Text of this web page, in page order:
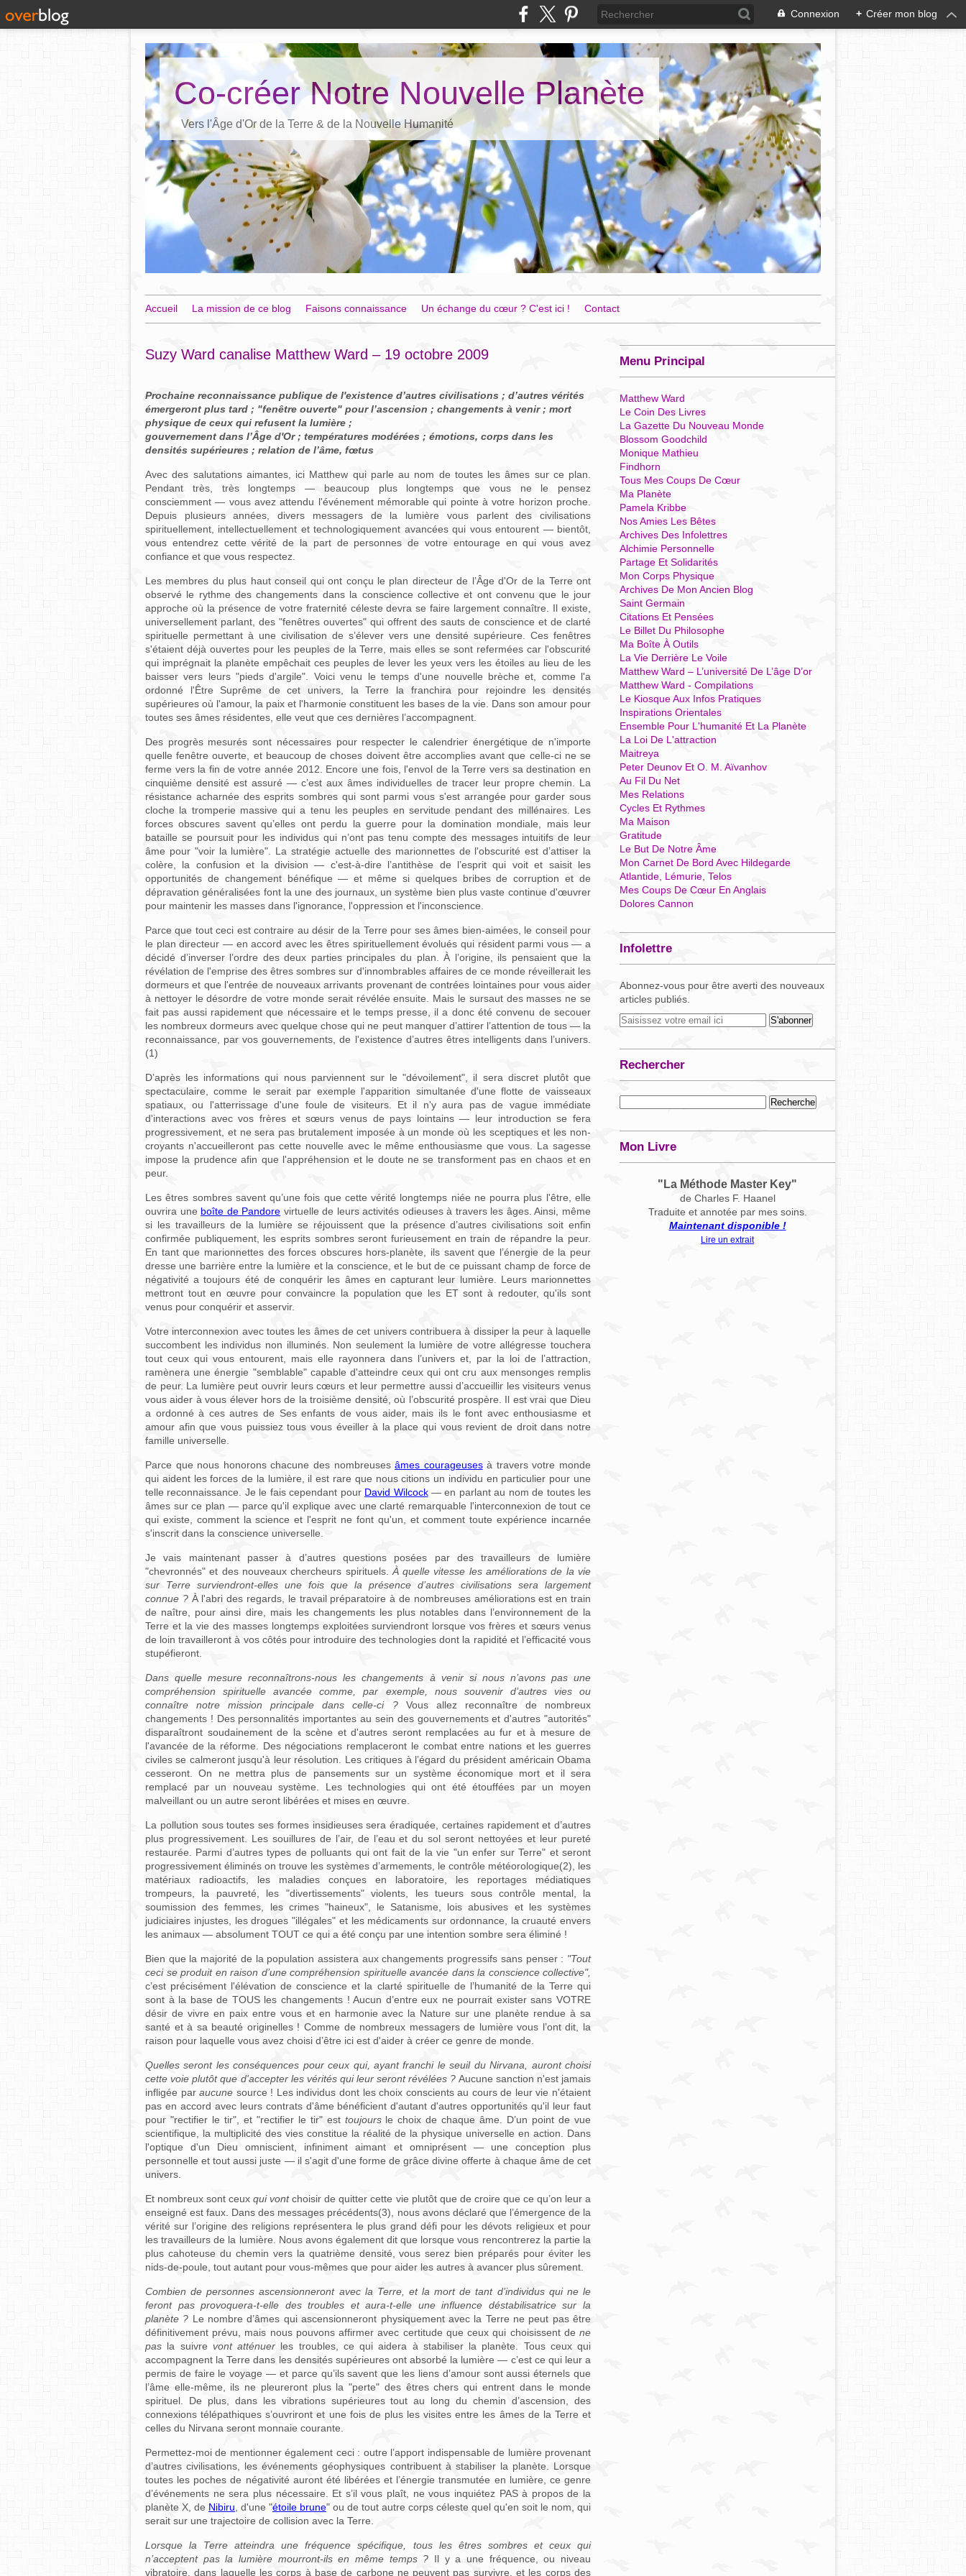
Connexion + Créer mon blog
Co-créer Notre Nouvelle Planète
Vers l'Âge d'Or de la Terre & de la Nouvelle Humanité
Accueil La mission de ce blog Faisons connaissance Un échange du cœur ? C'est ici ! Contact
Suzy Ward canalise Matthew Ward – 19 octobre 2009
Prochaine reconnaissance publique de l'existence d’autres civilisations ; d’autres vérités
émergeront plus tard ; "fenêtre ouverte" pour l’ascension ; changements à venir ; mort
physique de ceux qui refusent la lumière ;
gouvernement dans l’Âge d'Or ; températures modérées ; émotions, corps dans les
densités supérieures ; relation de l’âme, fœtus
Avec des salutations aimantes, ici Matthew qui parle au nom de toutes les âmes sur ce plan.
Pendant très, très longtemps — beaucoup plus longtemps que vous ne le pensez
consciemment — vous avez attendu l'événement mémorable qui pointe à votre horizon proche.
Depuis plusieurs années, divers messagers de la lumière vous parlent des civilisations
spirituellement, intellectuellement et technologiquement avancées qui vous entourent — bientôt,
vous entendrez cette vérité de la part de personnes de votre entourage en qui vous avez
confiance et que vous respectez.
Les membres du plus haut conseil qui ont conçu le plan directeur de l’Âge d'Or de la Terre ont
observé le rythme des changements dans la conscience collective et ont convenu que le jour
approche où la présence de votre fraternité céleste devra se faire largement connaître. Il existe,
universellement parlant, des "fenêtres ouvertes" qui offrent des sauts de conscience et de clarté
spirituelle permettant à une civilisation de s’élever vers une densité supérieure. Ces fenêtres
s'étaient déjà ouvertes pour les peuples de la Terre, mais elles se sont refermées car l'obscurité
qui imprégnait la planète empêchait ces peuples de lever les yeux vers les étoiles au lieu de les
baisser vers leurs "pieds d'argile". Voici venu le temps d'une nouvelle brèche et, comme l'a
ordonné l'Être Suprême de cet univers, la Terre la franchira pour rejoindre les densités
supérieures où l'amour, la paix et l'harmonie constituent les bases de la vie. Dans son amour pour
toutes ses âmes résidentes, elle veut que ces dernières l’accompagnent.
Des progrès mesurés sont nécessaires pour respecter le calendrier énergétique de n'importe
quelle fenêtre ouverte, et beaucoup de choses doivent être accomplies avant que celle-ci ne se
ferme vers la fin de votre année 2012. Encore une fois, l'envol de la Terre vers sa destination en
cinquième densité est assuré — c’est aux âmes individuelles de tracer leur propre chemin. La
résistance acharnée des esprits sombres qui sont parmi vous s'est arrangée pour garder sous
cloche la tromperie massive qui a tenu les peuples en servitude pendant des millénaires. Les
forces obscures savent qu’elles ont perdu la guerre pour la domination mondiale, mais leur
bataille se poursuit pour les individus qui n’ont pas tenu compte des messages intuitifs de leur
âme pour "voir la lumière". La stratégie actuelle des marionnettes de l'obscurité est d’attiser la
colère, la confusion et la division — c'est-à-dire l’antithèse de l’esprit qui voit et saisit les
opportunités de changement bénéfique — et même si quelques bribes de corruption et de
dépravation généralisées font la une des journaux, un système bien plus vaste continue d'œuvrer
pour maintenir les masses dans l'ignorance, l'oppression et l'inconscience.
Parce que tout ceci est contraire au désir de la Terre pour ses âmes bien-aimées, le conseil pour
le plan directeur — en accord avec les êtres spirituellement évolués qui résident parmi vous — a
décidé d’inverser l’ordre des deux parties principales du plan. À l’origine, ils pensaient que la
révélation de l'emprise des êtres sombres sur d'innombrables affaires de ce monde réveillerait les
dormeurs et que l'entrée de nouveaux arrivants provenant de contrées lointaines pour vous aider
à nettoyer le désordre de votre monde serait révélée ensuite. Mais le sursaut des masses ne se
fait pas aussi rapidement que nécessaire et le temps presse, il a donc été convenu de secouer
les nombreux dormeurs avec quelque chose qui ne peut manquer d’attirer l’attention de tous — la
reconnaissance, par vos gouvernements, de l'existence d’autres êtres intelligents dans l’univers.
(1)
D’après les informations qui nous parviennent sur le "dévoilement", il sera discret plutôt que
spectaculaire, comme le serait par exemple l'apparition simultanée d'une flotte de vaisseaux
spatiaux, ou l'atterrissage d'une foule de visiteurs. Et il n'y aura pas de vague immédiate
d'interactions avec vos frères et sœurs venus de pays lointains — leur introduction se fera
progressivement, et ne sera pas brutalement imposée à un monde où les sceptiques et les non-
croyants n'accueilleront pas cette nouvelle avec le même enthousiasme que vous. La sagesse
impose la prudence afin que l'appréhension et le doute ne se transforment pas en chaos et en
peur.
Les êtres sombres savent qu’une fois que cette vérité longtemps niée ne pourra plus l'être, elle
ouvrira une boîte de Pandore virtuelle de leurs activités odieuses à travers les âges. Ainsi, même
si les travailleurs de la lumière se réjouissent que la présence d’autres civilisations soit enfin
confirmée publiquement, les esprits sombres seront furieusement en train de répandre la peur.
En tant que marionnettes des forces obscures hors-planète, ils savent que l’énergie de la peur
dresse une barrière entre la lumière et la conscience, et le but de ce puissant champ de force de
négativité a toujours été de conquérir les âmes en capturant leur lumière. Leurs marionnettes
mettront tout en œuvre pour convaincre la population que les ET sont à redouter, qu'ils sont
venus pour conquérir et asservir.
Votre interconnexion avec toutes les âmes de cet univers contribuera à dissiper la peur à laquelle
succombent les individus non illuminés. Non seulement la lumière de votre allégresse touchera
tout ceux qui vous entourent, mais elle rayonnera dans l’univers et, par la loi de l’attraction,
ramènera une énergie "semblable" capable d'atteindre ceux qui ont cru aux mensonges remplis
de peur. La lumière peut ouvrir leurs cœurs et leur permettre aussi d’accueillir les visiteurs venus
vous aider à vous élever hors de la troisième densité, où l’obscurité prospère. Il est vrai que Dieu
a ordonné à ces autres de Ses enfants de vous aider, mais ils le font avec enthousiasme et
amour afin que vous puissiez tous vous éveiller à la place qui vous revient de droit dans notre
famille universelle.
Parce que nous honorons chacune des nombreusesâmes courageusesà travers votre monde
qui aident les forces de la lumière, il est rare que nous citions un individu en particulier pour une
telle reconnaissance. Je le fais cependant pour David Wilcock— en parlant au nom de toutes les
âmes sur ce plan — parce qu'il explique avec une clarté remarquable l'interconnexion de tout ce
qui existe, comment la science et l'esprit ne font qu'un, et comment toute expérience incarnée
s'inscrit dans la conscience universelle.
Je vais maintenant passer à d’autres questions posées par des travailleurs de lumière
"chevronnés" et des nouveaux chercheurs spirituels. À quelle vitesse les améliorations de la vie
sur Terre surviendront-elles une fois que la présence d’autres civilisations sera largement
connue ?À l'abri des regards, le travail préparatoire à de nombreuses améliorations est en train
de naître, pour ainsi dire, mais les changements les plus notables dans l’environnement de la
Terre et la vie des masses longtemps exploitées surviendront lorsque vos frères et sœurs venus
de loin travailleront à vos côtés pour introduire des technologies dont la rapidité et l’efficacité vous
stupéfieront.
Dans quelle mesure reconnaîtrons-nous les changements à venir si nous n’avons pas une
compréhension spirituelle avancée comme, par exemple, nous souvenir d’autres vies ou
connaître notre mission principale dans celle-ci ?Vous allez reconnaître de nombreux
changements ! Des personnalités importantes au sein des gouvernements et d'autres "autorités"
disparaîtront soudainement de la scène et d'autres seront remplacées au fur et à mesure de
l'avancée de la réforme. Des négociations remplaceront le combat entre nations et les guerres
civiles se calmeront jusqu'à leur résolution. Les critiques à l’égard du président américain Obama
cesseront. On ne mettra plus de pansements sur un système économique mort et il sera
remplacé par un nouveau système. Les technologies qui ont été étouffées par un moyen
malveillant ou un autre seront libérées et mises en œuvre.
La pollution sous toutes ses formes insidieuses sera éradiquée, certaines rapidement et d’autres
plus progressivement. Les souillures de l’air, de l’eau et du sol seront nettoyées et leur pureté
restaurée. Parmi d’autres types de polluants qui ont fait de la vie "un enfer sur Terre" et seront
progressivement éliminés on trouve les systèmes d’armements, le contrôle météorologique(2), les
matériaux radioactifs, les maladies conçues en laboratoire, les reportages médiatiques
trompeurs, la pauvreté, les "divertissements" violents, les tueurs sous contrôle mental, la
soumission des femmes, les crimes "haineux", le Satanisme, lois abusives et les systèmes
judiciaires injustes, les drogues "illégales" et les médicaments sur ordonnance, la cruauté envers
les animaux — absolument TOUT ce qui a été conçu par une intention sombre sera éliminé !
Bien que la majorité de la population assistera aux changements progressifs sans penser : "Tout
ceci se produit en raison d’une compréhension spirituelle avancée dans la conscience collective",
c’est précisément l'élévation de conscience et la clarté spirituelle de l’humanité de la Terre qui
sont à la base de TOUS les changements ! Aucun d’entre eux ne pourrait exister sans VOTRE
désir de vivre en paix entre vous et en harmonie avec la Nature sur une planète rendue à sa
santé et à sa beauté originelles ! Comme de nombreux messagers de lumière vous l’ont dit, la
raison pour laquelle vous avez choisi d’être ici est d'aider à créer ce genre de monde.
Quelles seront les conséquences pour ceux qui, ayant franchi le seuil du Nirvana, auront choisi
cette voie plutôt que d'accepter les vérités qui leur seront révélées ? Aucune sanction n'est jamais
infligée paraucune source ! Les individus dont les choix conscients au cours de leur vie n'étaient
pas en accord avec leurs contrats d'âme bénéficient d'autant d'autres opportunités qu'il leur faut
pour "rectifier le tir", et "rectifier le tir" est toujoursle choix de chaque âme. D’un point de vue
scientifique, la multiplicité des vies constitue la réalité de la physique universelle en action. Dans
l'optique d'un Dieu omniscient, infiniment aimant et omniprésent — une conception plus
personnelle et tout aussi juste — il s'agit d'une forme de grâce divine offerte à chaque âme de cet
univers.
Et nombreux sont ceuxqui vontchoisir de quitter cette vie plutôt que de croire que ce qu’on leur a
enseigné est faux. Dans des messages précédents(3), nous avons déclaré que l’émergence de la
vérité sur l’origine des religions représentera le plus grand défi pour les dévots religieux et pour
les travailleurs de la lumière. Nous avons également dit que lorsque vous rencontrerez la partie la
plus cahoteuse du chemin vers la quatrième densité, vous serez bien préparés pour éviter les
nids-de-poule, tout autant pour vous-mêmes que pour aider les autres à avancer plus sûrement.
Combien de personnes ascensionneront avec la Terre, et la mort de tant d’individus qui ne le
feront pas provoquera-t-elle des troubles et aura-t-elle une influence déstabilisatrice sur la
planète ? Le nombre d’âmes qui ascensionneront physiquement avec la Terre ne peut pas être
définitivement prévu, mais nous pouvons affirmer avec certitude que ceux qui choisissent de ne
pas la suivre vont atténuer les troubles, ce qui aidera à stabiliser la planète. Tous ceux qui
accompagnent la Terre dans les densités supérieures ont absorbé la lumière — c’est ce qui leur a
permis de faire le voyage — et parce qu’ils savent que les liens d’amour sont aussi éternels que
l’âme elle-même, ils ne pleureront plus la "perte" des êtres chers qui entrent dans le monde
spirituel. De plus, dans les vibrations supérieures tout au long du chemin d’ascension, des
connexions télépathiques s’ouvriront et une fois de plus les visites entre les âmes de la Terre et
celles du Nirvana seront monnaie courante.
Permettez-moi de mentionner également ceci : outre l’apport indispensable de lumière provenant
d’autres civilisations, les événements géophysiques contribuent à stabiliser la planète. Lorsque
toutes les poches de négativité auront été libérées et l’énergie transmutée en lumière, ce genre
d’événements ne sera plus nécessaire. Et s’il vous plaît, ne vous inquiétez PAS à propos de la
planète X, de Nibiru , d'une "étoile brune" ou de tout autre corps céleste quel qu'en soit le nom, qui
serait sur une trajectoire de collision avec la Terre.
Lorsque la Terre atteindra une fréquence spécifique, tous les êtres sombres et ceux qui
n’acceptent pas la lumière mourront-ils en même temps ? Il y a une fréquence, ou niveau
vibratoire, dans laquelle les corps à base de carbone ne peuvent pas survivre, et les corps des
Menu Principal
Matthew Ward
Le Coin Des Livres
La Gazette Du Nouveau Monde
Blossom Goodchild
Monique Mathieu
Findhorn
Tous Mes Coups De Cœur
Ma Planète
Pamela Kribbe
Nos Amies Les Bêtes
Archives Des Infolettres
Alchimie Personnelle
Partage Et Solidarités
Mon Corps Physique
Archives De Mon Ancien Blog
Saint Germain
Citations Et Pensées
Le Billet Du Philosophe
Ma Boîte À Outils
La Vie Derrière Le Voile
Matthew Ward – L’université De L’âge D’or
Matthew Ward - Compilations
Le Kiosque Aux Infos Pratiques
Inspirations Orientales
Ensemble Pour L'humanité Et La Planète
La Loi De L'attraction
Maitreya
Peter Deunov Et O. M. Aïvanhov
Au Fil Du Net
Mes Relations
Cycles Et Rythmes
Ma Maison
Gratitude
Le But De Notre Âme
Mon Carnet De Bord Avec Hildegarde
Atlantide, Lémurie, Telos
Mes Coups De Cœur En Anglais
Dolores Cannon
Infolettre
Abonnez-vous pour être averti des nouveaux
articles publiés.
Rechercher
Mon Livre
"La Méthode Master Key"
de Charles F. Haanel
Traduite et annotée par mes soins.
Maintenant disponible !
Lire un extrait